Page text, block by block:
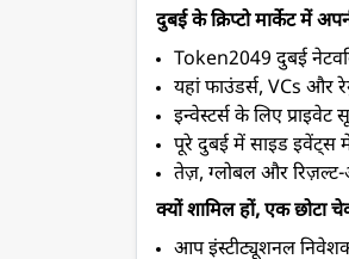
दुबई के क्रिप्टो मार्केट में
Token2049 दुबई
यहां फाउंडर्स, VCs और
इन्वेस्टर्स के लिए
पूरे दुबई में साइड इवेंट्स
तेज़, ग्लोबल और रिज़ल्ट-
क्यों शामिल हों, एक छोटा
आप इंस्टीट्यूशनल